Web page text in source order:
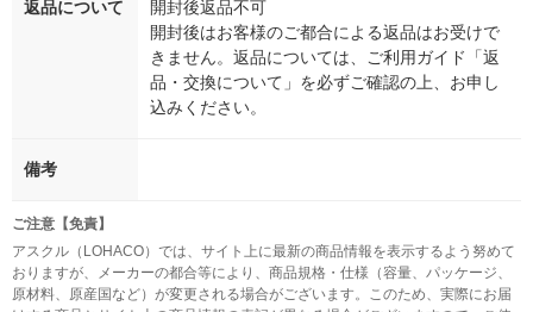
返品について
開封後返品不可
開封後はお客様のご都合による返品はお受けで
きません。返品については、ご利用ガイド「返
品・交換について」を必ずご確認の上、お申し
込みください。
備考
ご注意【免責】
アスクル（LOHACO）では、サイト上に最新の商品情報を表示するよう努めて
おりますが、メーカーの都合等により、商品規格・仕様（容量、パッケージ、
原材料、原産国など）が変更される場合がございます。このため、実際にお届